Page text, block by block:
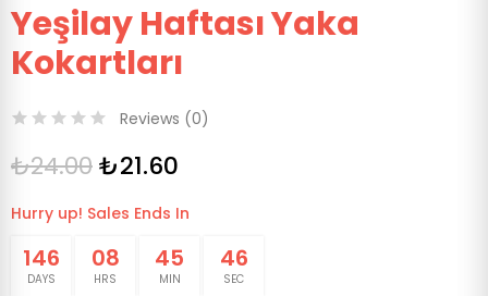
Yeşilay Haftası Yaka
Kokartları
Reviews (0)
₺24.00₺21.60
Hurry up! Sales Ends In
146
DAYS
08
HRS
45
MIN
46
SEC